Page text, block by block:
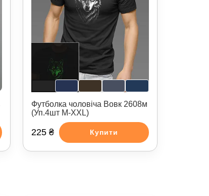
Футболка чоловіча Вовк 2608м
(Уп.4шт M-XXL)
225 ₴ Купити